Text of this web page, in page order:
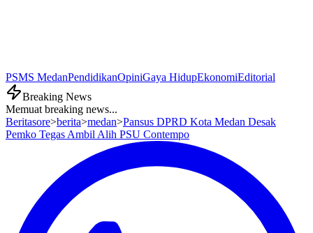
PSMS MedanPendidikanOpiniGaya HidupEkonomiEditorial
Breaking News
Memuat breaking news...
Beritasore>berita>medan>Pansus DPRD Kota Medan Desak
Pemko Tegas Ambil Alih PSU Contempo